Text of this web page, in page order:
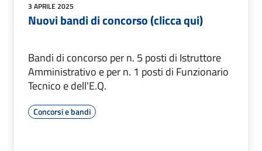
3 APRILE 2025
Nuovi bandi di concorso (clicca qui)
Bandi di concorso per n. 5 posti di Istruttore
Amministrativo e per n. 1 posti di Funzionario
Tecnico e dell'E.Q.
Concorsi e bandi